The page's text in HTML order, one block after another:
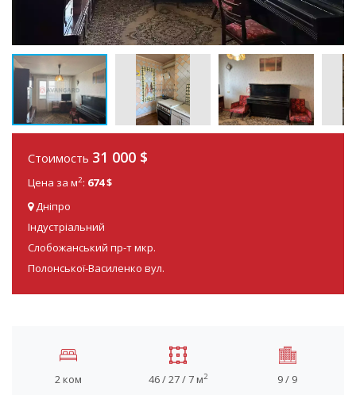
Стоимость 31 000 $
Цена за м2: 674 $
Дніпро
Індустріальний
Слобожанський пр-т мкр.
Полонської-Василенко вул.
2 ком 46 / 27 / 7 м2 9 / 9